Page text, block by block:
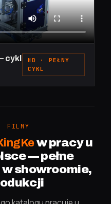
cykl
HD · PEŁNY
CYKL
FILMY
w pracy u
— pełne
showroomie,